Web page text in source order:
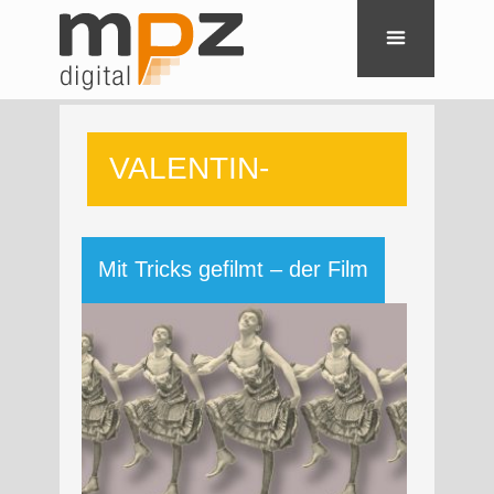
VALENTIN-
KARLSTADT-
MUSÄUM
Mit Tricks gefilmt – der Film